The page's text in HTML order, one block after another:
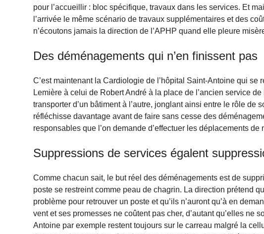
pour l’accueillir : bloc spécifique, travaux dans les services. Et
l’arrivée le même scénario de travaux supplémentaires et des
n’écoutons jamais la direction de l’APHP quand elle pleure
Des déménagements qui n’en finissent pas
C’est maintenant la Cardiologie de l’hôpital Saint-Antoine qui se
Lemière à celui de Robert André à la place de l’ancien service
transporter d’un bâtiment à l’autre, jonglant ainsi entre le rôle
réfléchisse davantage avant de faire sans cesse des
responsables que l’on demande d’effectuer les déplacements de
Suppressions de services égalent
Comme chacun sait, le but réel des déménagements est de
poste se restreint comme peau de chagrin. La direction prétend
problème pour retrouver un poste et qu’ils n’auront qu’à en
vent et ses promesses ne coûtent pas cher, d’autant qu’elles ne
Antoine par exemple restent toujours sur le carreau malgré la